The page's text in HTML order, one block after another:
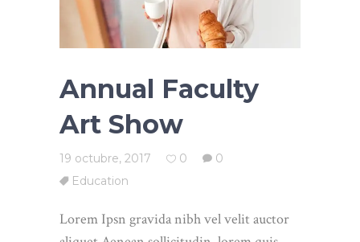
Annual Faculty
Art Show
19 octubre, 2017 0
0
Education
Lorem Ipsn gravida nibh vel velit auctor